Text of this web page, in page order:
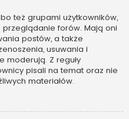
też grupami użytkowników,
forów. Mają oni
postów, a także
usuwania i
moderują. Z reguły
pisali na temat oraz nie
materiałów.